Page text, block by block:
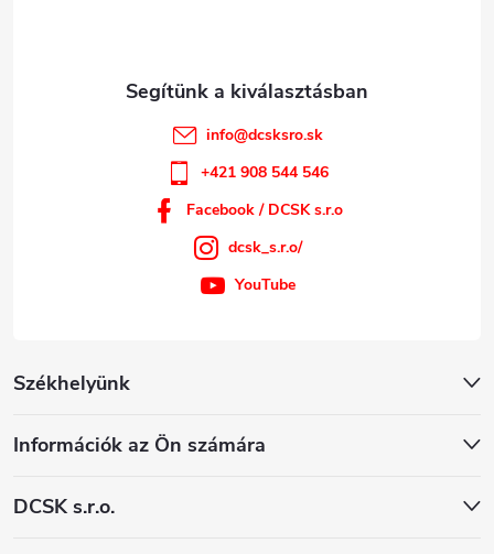
Székhelyünk
Információk az Ön számára
DCSK s.r.o.
info@dcsksro.sk
+421 908 544 546
Facebook / DCSK s.r.o
dcsk_s.r.o/
YouTube